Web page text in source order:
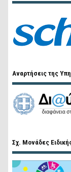
Αναρτήσεις της
Σχ. Μονάδες